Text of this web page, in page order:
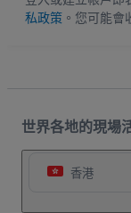
私政策 。您可能
世界各地的現場
香港